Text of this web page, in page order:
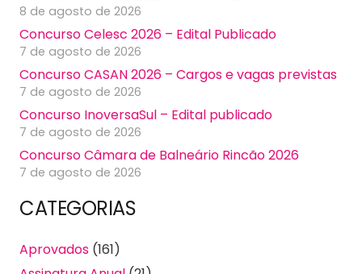
8 de agosto de 2026
Concurso Celesc 2026 – Edital Publicado
7 de agosto de 2026
Concurso CASAN 2026 – Cargos e vagas previstas
7 de agosto de 2026
Concurso InoversaSul – Edital publicado
7 de agosto de 2026
Concurso Câmara de Balneário Rincão 2026
7 de agosto de 2026
CATEGORIAS
Aprovados (161)